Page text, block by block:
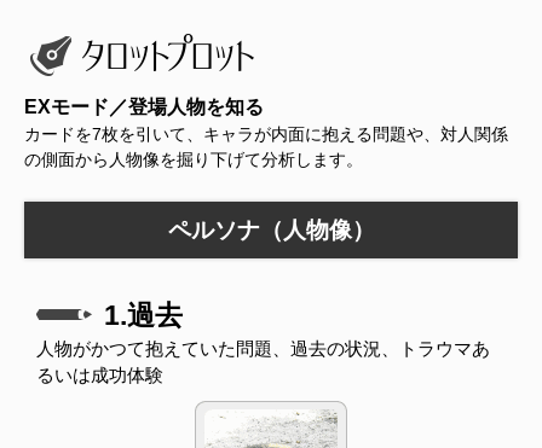
EXモード／登場人物を知る
カードを7枚を引いて、キャラが内面に抱える問題や、対人関係
の側面から人物像を掘り下げて分析します。
ペルソナ（人物像）
1.過去
人物がかつて抱えていた問題、過去の状況、トラウマあ
るいは成功体験